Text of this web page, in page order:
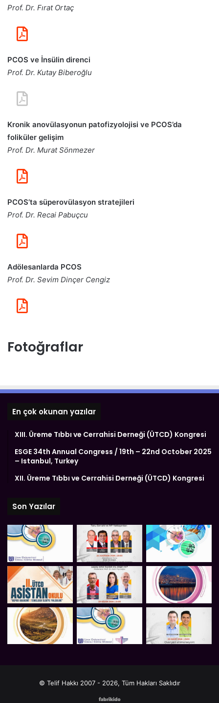
Prof. Dr. Fırat Ortaç
PCOS ve İnsülin direnci
Prof. Dr. Kutay Biberoğlu
Kronik anovülasyonun patofizyolojisi ve PCOS’da
foliküler gelişim
Prof. Dr. Murat Sönmezer
PCOS’ta süperovülasyon stratejileri
Prof. Dr. Recai Pabuçcu
Adölesanlarda PCOS
Prof. Dr. Sevim Dinçer Cengiz
Fotoğraflar
En çok okunan yazılar
XIII. Üreme Tıbbı ve Cerrahisi Derneği (ÜTCD) Kongresi
ESGE 34th Annual Congress / 19th – 22nd October 2025
– Istanbul, Turkey
XII. Üreme Tıbbı ve Cerrahisi Derneği (ÜTCD) Kongresi
Son Yazılar
© Telif Hakkı 2007 - 2026, Tüm Hakları Saklıdır